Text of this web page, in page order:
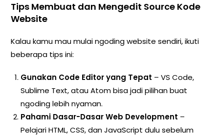
Tips Membuat dan Mengedit Source Kode
Website
Kalau kamu mau mulai ngoding website sendiri, ikuti
beberapa tips ini:
Gunakan Code Editor yang Tepat – VS Code,
Sublime Text, atau Atom bisa jadi pilihan buat
ngoding lebih nyaman.
Pahami Dasar-Dasar Web Development –
Pelajari HTML, CSS, dan JavaScript dulu sebelum